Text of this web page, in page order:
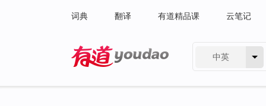
词典 翻译 有道精品课 云笔记
中英